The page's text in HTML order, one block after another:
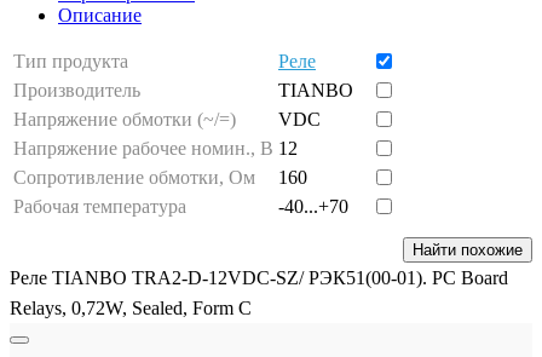
Описание
Тип продукта
Реле
Производитель
TIANBO
Напряжение обмотки (~/=)
VDC
Напряжение рабочее номин., В 12
Сопротивление обмотки, Ом
160
Рабочая температура
-40...+70
Найти похожие
Реле TIANBO TRA2-D-12VDC-SZ/ РЭК51(00-01). PC Board
Relays, 0,72W, Sealed, Form C